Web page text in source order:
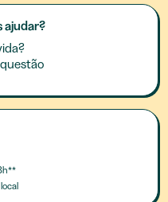
ajudar?